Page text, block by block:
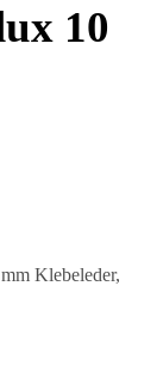
10
Klebeleder,